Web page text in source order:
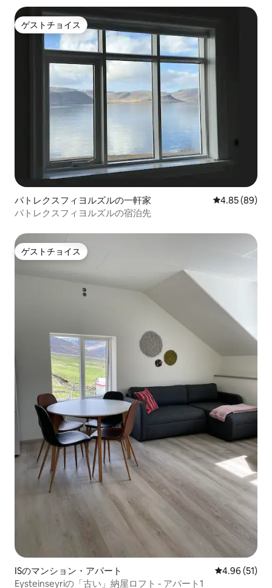
ゲストチョイス
ゲストチョイス
パトレクスフィヨルズルの一軒家 レビュー89
4.85 (89)
パトレクスフィヨルズルの宿泊先
ゲストチョイス
ゲストチョイス
ISのマンション・アパート レビュー51
4.96 (51)
Eysteinseyriの「古い」納屋ロフト - アパート1